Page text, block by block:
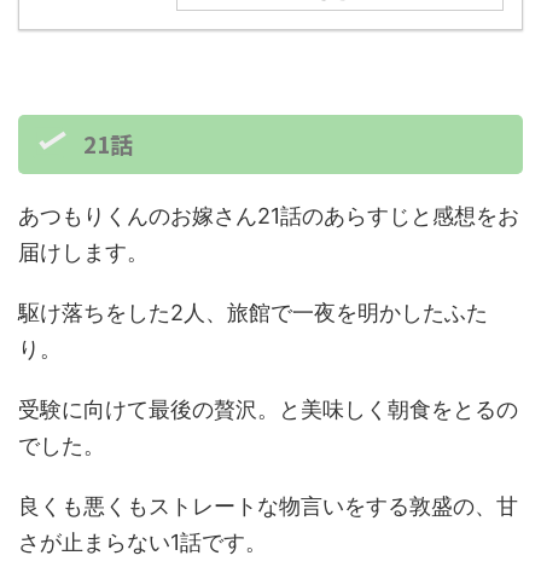
21話
あつもりくんのお嫁さん21話のあらすじと感想をお
届けします。
駆け落ちをした2人、旅館で一夜を明かしたふた
り。
受験に向けて最後の贅沢。と美味しく朝食をとるの
でした。
良くも悪くもストレートな物言いをする敦盛の、甘
さが止まらない1話です。